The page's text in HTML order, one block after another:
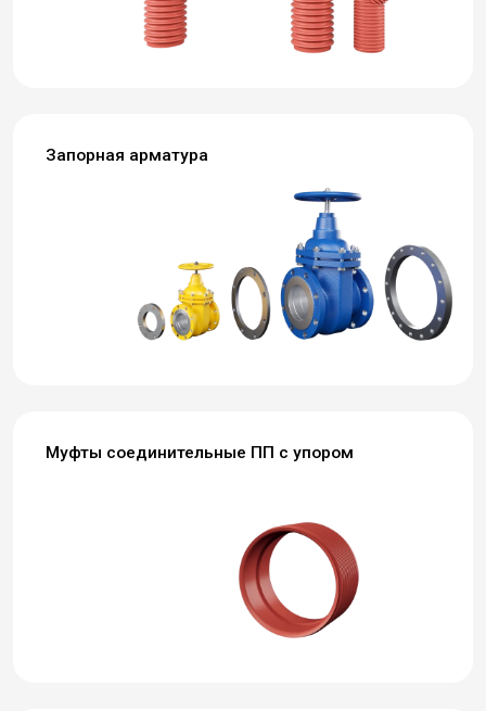
Запорная арматура
Муфты соединительные ПП с упором